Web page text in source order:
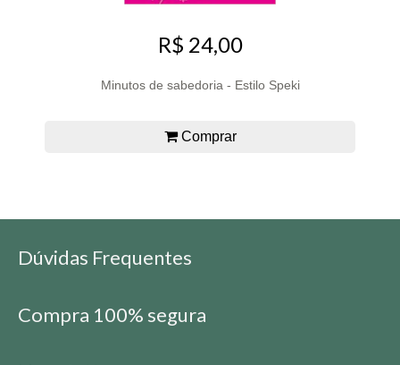
R$ 24,00
Minutos de sabedoria - Estilo Speki
Comprar
Dúvidas Frequentes
Compra 100% segura